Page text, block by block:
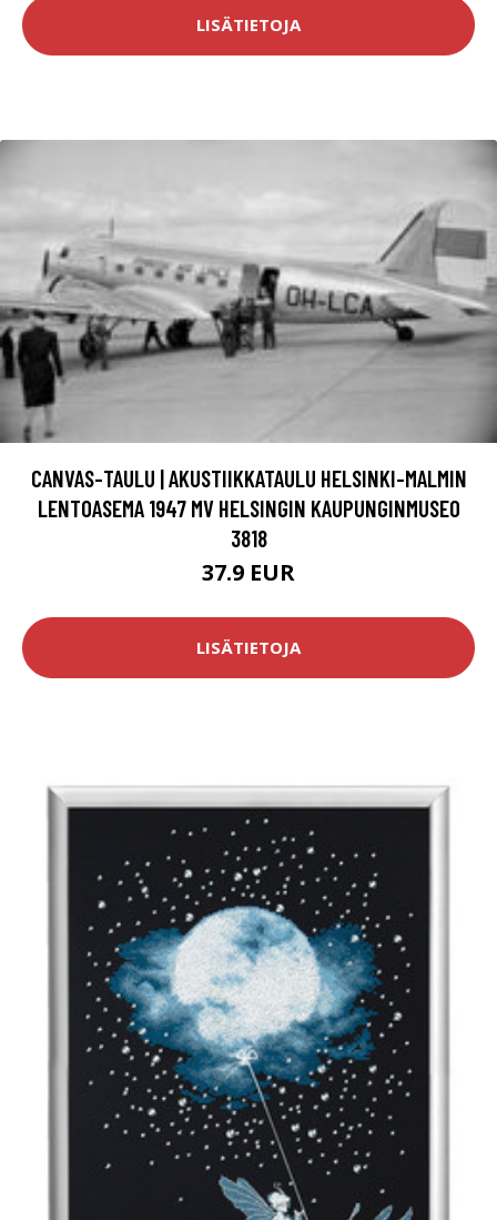
LISÄTIETOJA
CANVAS-TAULU | AKUSTIIKKATAULU HELSINKI-MALMIN
LENTOASEMA 1947 MV HELSINGIN KAUPUNGINMUSEO
3818
37.9 EUR
LISÄTIETOJA